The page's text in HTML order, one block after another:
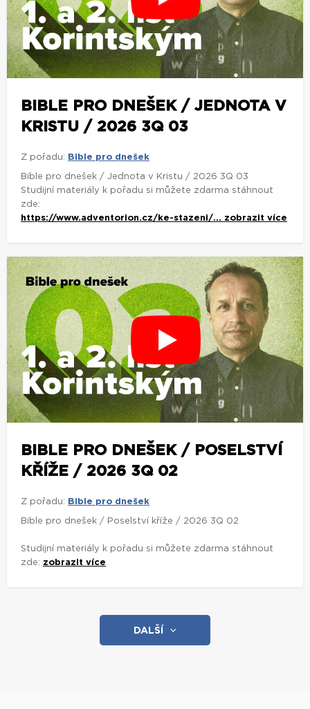
BIBLE PRO DNEŠEK / JEDNOTA V
KRISTU / 2026 3Q 03
Z pořadu: Bible pro dnešek
Bible pro dnešek / Jednota v Kristu / 2026 3Q 03
Studijní materiály k pořadu si můžete zdarma stáhnout
zde:
https://www.adventorion.cz/ke-stazeni/... zobrazit více
BIBLE PRO DNEŠEK / POSELSTVÍ
KŘÍŽE / 2026 3Q 02
Z pořadu: Bible pro dnešek
Bible pro dnešek / Poselství kříže / 2026 3Q 02
Studijní materiály k pořadu si můžete zdarma stáhnout
zde: zobrazit více
DALŠÍ